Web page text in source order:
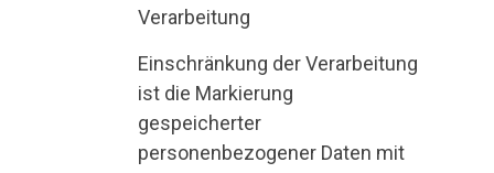
Verarbeitung
Einschränkung der Verarbeitung
ist die Markierung
gespeicherter
personenbezogener Daten mit